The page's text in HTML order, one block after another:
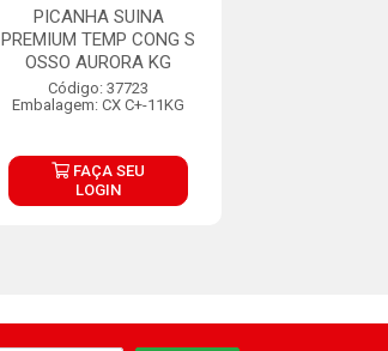
PICANHA SUINA
PREMIUM TEMP CONG S
OSSO AURORA KG
Código: 37723
Embalagem: CX C+-11KG
FAÇA SEU
LOGIN